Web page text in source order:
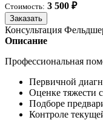
Стоимость: 3 500 ₽
Заказать
Консультация
Описание
Профессиональная
Первичной
Оценке тяжести
Подборе
Контроле